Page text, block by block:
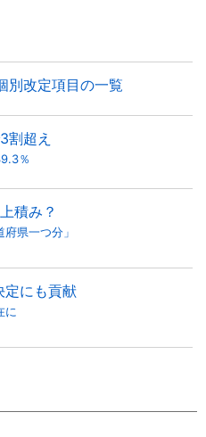
別改定項目の一覧
割超え
％
積み？
県一つ分」
定にも貢献
に